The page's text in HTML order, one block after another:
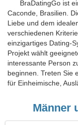
BraDatingGo ist
Caconde, Brasilien.
Liebe und dem
verschiedenen
einzigartiges Dating-
Projekt wählt
interessante Person
beginnen. Treten Sie
für Einheimische,
Männer